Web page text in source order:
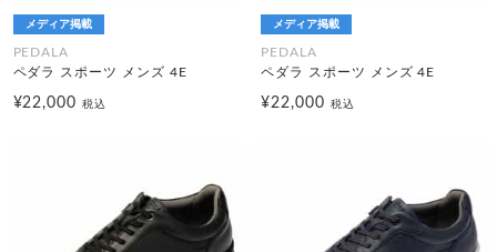
メディア掲載
PEDALA
ペダラ スポーツ メンズ 4E
¥22,000税込
メディア掲載
PEDALA
ペダラ スポーツ メンズ 4E
¥22,000 税込